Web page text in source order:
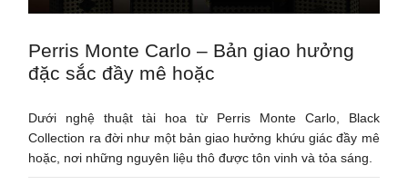
Perris Monte Carlo – Bản giao hưởng
đặc sắc đầy mê hoặc
Dưới nghệ thuật tài hoa từ Perris Monte Carlo, Black
Collection ra đời như một bản giao hưởng khứu giác đầy mê
hoặc, nơi những nguyên liệu thô được tôn vinh và tỏa sáng.